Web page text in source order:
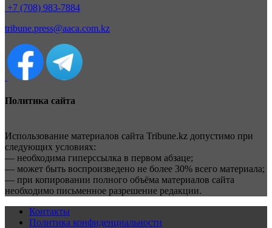
+7 (708) 983-7884
tribune.press@aaca.com.kz
Политика сайта
Использование материалов сайта Tribune.kz допустимо при
следующих условиях:
— необходима гиперссылка в первом абзаце;
— может быть воспроизведено не более 30% всего материала;
— при копировании полного объёма материалов сайта
необходимо письменное разрешение редакции.
Контакты
Политика конфиденциальности